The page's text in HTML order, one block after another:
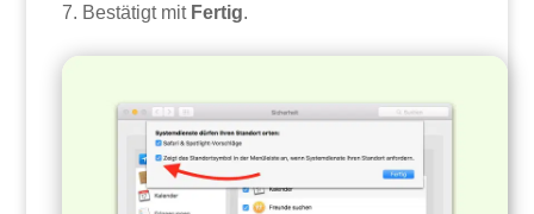
Bestätigt mit Fertig.